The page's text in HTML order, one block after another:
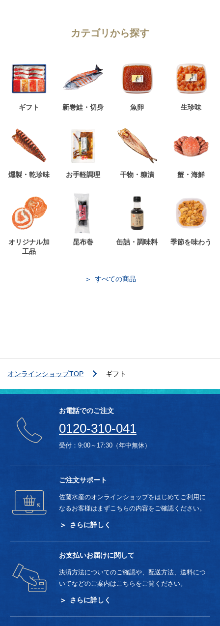
カテゴリから探す
ギフト 新巻鮭・切身 魚卵 生珍味
燻製・乾珍味 お手軽調理 干物・糠漬 蟹・海鮮
オリジナル加
工品
昆布巻 缶詰・調味料 季節を味わう
すべての商品
オンラインショップTOP ギフト
お電話でのご注文
0120-310-041
受付：9:00～17:30（年中無休）
ご注文サポート
佐藤水産のオンラインショップをはじめてご利用に
なるお客様はまずこちらの内容をご確認ください。
さらに詳しく
お支払いお届けに関して
決済方法についてのご確認や、配送方法、送料につ
いてなどのご案内はこちらをご覧ください。
さらに詳しく